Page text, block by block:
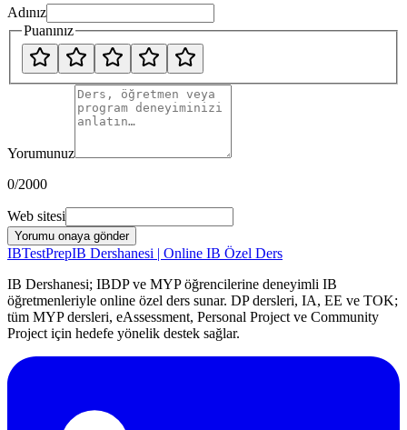
Adınız
Puanınız
Yorumunuz
0/2000
Web sitesi
Yorumu onaya gönder
IBTestPrepIB Dershanesi | Online IB Özel Ders
IB Dershanesi; IBDP ve MYP öğrencilerine deneyimli IB
öğretmenleriyle online özel ders sunar. DP dersleri, IA, EE ve TOK;
tüm MYP dersleri, eAssessment, Personal Project ve Community
Project için hedefe yönelik destek sağlar.